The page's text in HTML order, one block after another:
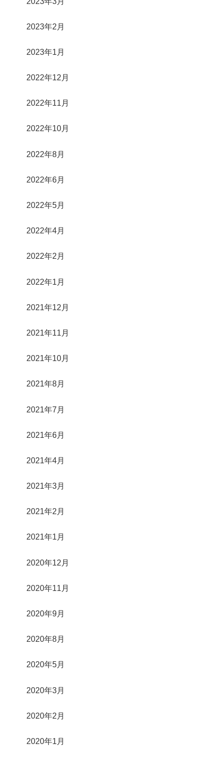
2023年2月
2023年1月
2022年12月
2022年11月
2022年10月
2022年8月
2022年6月
2022年5月
2022年4月
2022年2月
2022年1月
2021年12月
2021年11月
2021年10月
2021年8月
2021年7月
2021年6月
2021年4月
2021年3月
2021年2月
2021年1月
2020年12月
2020年11月
2020年9月
2020年8月
2020年5月
2020年3月
2020年2月
2020年1月